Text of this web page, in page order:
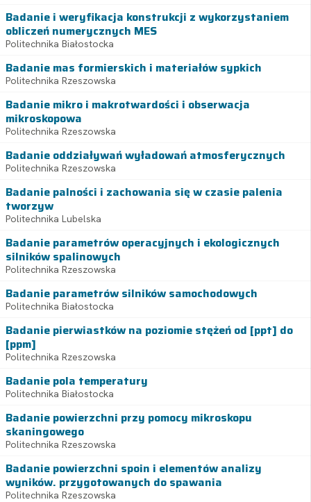
Badanie i weryfikacja konstrukcji z wykorzystaniem
obliczeń numerycznych MES
Politechnika Białostocka
Badanie mas formierskich i materiałów sypkich
Politechnika Rzeszowska
Badanie mikro i makrotwardości i obserwacja
mikroskopowa
Politechnika Rzeszowska
Badanie oddziaływań wyładowań atmosferycznych
Politechnika Rzeszowska
Badanie palności i zachowania się w czasie palenia
tworzyw
Politechnika Lubelska
Badanie parametrów operacyjnych i ekologicznych
silników spalinowych
Politechnika Rzeszowska
Badanie parametrów silników samochodowych
Politechnika Białostocka
Badanie pierwiastków na poziomie stężeń od [ppt] do
[ppm]
Politechnika Rzeszowska
Badanie pola temperatury
Politechnika Białostocka
Badanie powierzchni przy pomocy mikroskopu
skaningowego
Politechnika Rzeszowska
Badanie powierzchni spoin i elementów analizy
wyników. przygotowanych do spawania
Politechnika Rzeszowska